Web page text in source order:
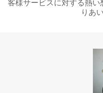
客様サービスに対する熱
りあ